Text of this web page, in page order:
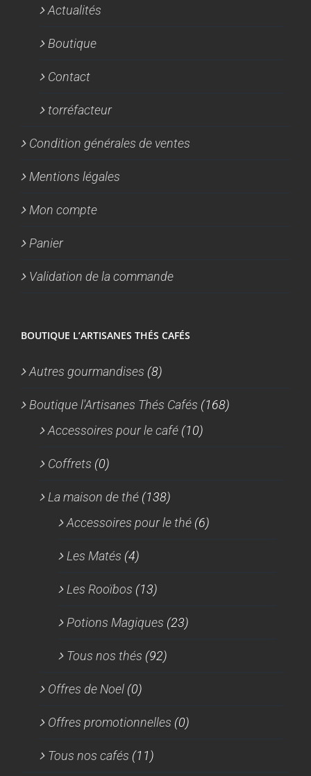
Actualités
Boutique
Contact
torréfacteur
Condition générales de ventes
Mentions légales
Mon compte
Panier
Validation de la commande
BOUTIQUE L’ARTISANES THÉS CAFÉS
Autres gourmandises (8)
Boutique l'Artisanes Thés Cafés (168)
Accessoires pour le café (10)
Coffrets (0)
La maison de thé (138)
Accessoires pour le thé (6)
Les Matés (4)
Les Rooïbos (13)
Potions Magiques (23)
Tous nos thés (92)
Offres de Noel (0)
Offres promotionnelles (0)
Tous nos cafés (11)